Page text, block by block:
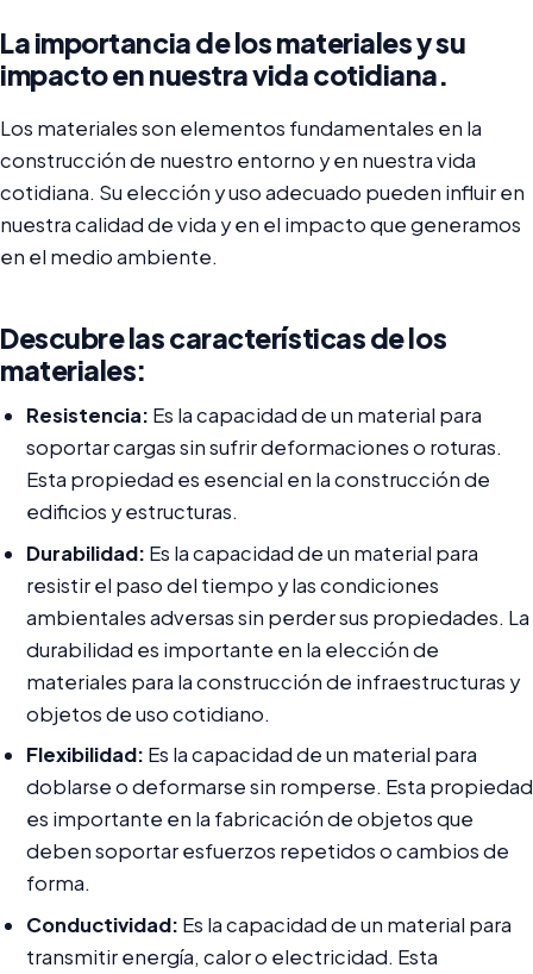
La importancia de los materiales y su
impacto en nuestra vida cotidiana.
Los materiales son elementos fundamentales en la
construcción de nuestro entorno y en nuestra vida
cotidiana. Su elección y uso adecuado pueden influir en
nuestra calidad de vida y en el impacto que generamos
en el medio ambiente.
Descubre las características de los
materiales:
Resistencia: Es la capacidad de un material para
soportar cargas sin sufrir deformaciones o roturas.
Esta propiedad es esencial en la construcción de
edificios y estructuras.
Durabilidad: Es la capacidad de un material para
resistir el paso del tiempo y las condiciones
ambientales adversas sin perder sus propiedades. La
durabilidad es importante en la elección de
materiales para la construcción de infraestructuras y
objetos de uso cotidiano.
Flexibilidad: Es la capacidad de un material para
doblarse o deformarse sin romperse. Esta propiedad
es importante en la fabricación de objetos que
deben soportar esfuerzos repetidos o cambios de
forma.
Conductividad: Es la capacidad de un material para
transmitir energía, calor o electricidad. Esta